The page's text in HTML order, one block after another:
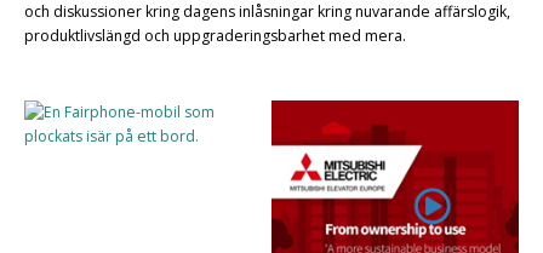
och diskussioner kring dagens inlåsningar kring nuvarande affärslogik,
produktlivslängd och uppgraderingsbarhet med mera.